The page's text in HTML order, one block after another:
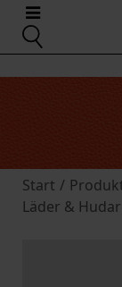
Start /
Läder & Hudar